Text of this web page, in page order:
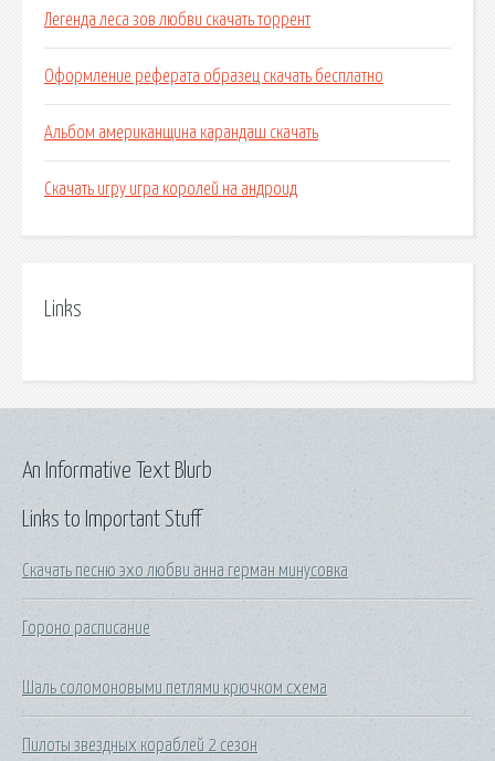
Легенда леса зов любви скачать торрент
Оформление реферата образец скачать бесплатно
Альбом американщина карандаш скачать
Скачать игру игра королей на андроид
Links
Links to Important Stuff
Скачать песню эхо любви анна герман минусовка
Гороно расписание
Шаль соломоновыми петлями крючком схема
Пилоты звездных кораблей 2 сезон
An Informative Text Blurb